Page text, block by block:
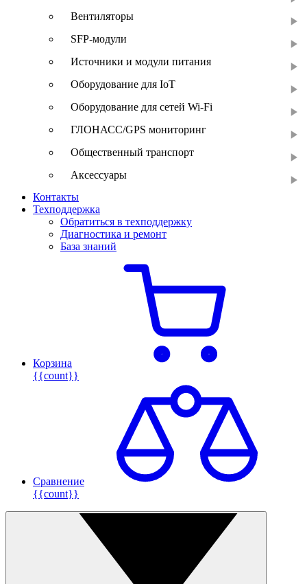
Вентиляторы
SFP-модули
Источники и модули питания
Оборудование для IoT
Оборудование для сетей Wi-Fi
ГЛОНАСС/GPS мониторинг
Общественный транспорт
Аксессуары
Контакты
Техподдержка
Обратиться в техподдержку
Диагностика и ремонт
База знаний
Корзина
{{count}}
Сравнение
{{count}}